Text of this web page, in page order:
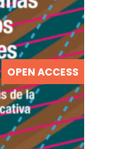
OPEN ACCESS